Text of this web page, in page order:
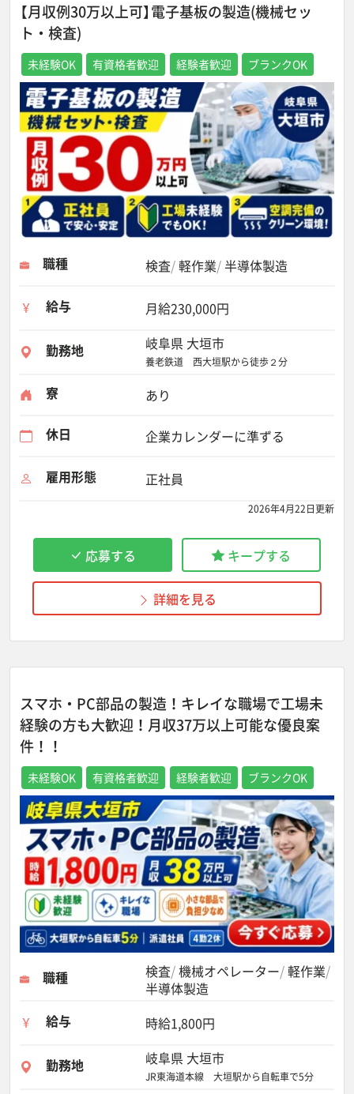
【月収例30万以上可】電子基板の製造(機械セッ
ト・検査)
未経験OK 有資格者歓迎 経験者歓迎 ブランクOK
職種 検査 軽作業 半導体製造
給与 月給230,000円
勤務地 岐阜県 大垣市
養老鉄道 西大垣駅から徒歩２分
寮 あり
休日 企業カレンダーに準ずる
雇用形態 正社員
2026年4月22日更新
応募する キープする
詳細を見る
スマホ・PC部品の製造！キレイな職場で工場未
経験の方も大歓迎！月収37万以上可能な優良案
件！！
未経験OK 有資格者歓迎 経験者歓迎 ブランクOK
職種 検査 機械オペレーター 軽作業
半導体製造
給与
時給1,800円
勤務地 岐阜県 大垣市
JR東海道本線 大垣駅から自転車で5分